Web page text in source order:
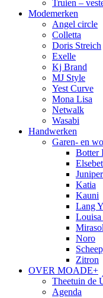
Truien –
Modemerken
Angel circle
Colletta
Doris Streich
Exelle
Kj Brand
MJ Style
Yest Curve
Mona Lisa
Netwalk
Wasabi
Handwerken
Garen- en
Botter
Katia
Kauni
Lang
Noro
Zitron
OVER MOADE+
Theetuin de
Agenda